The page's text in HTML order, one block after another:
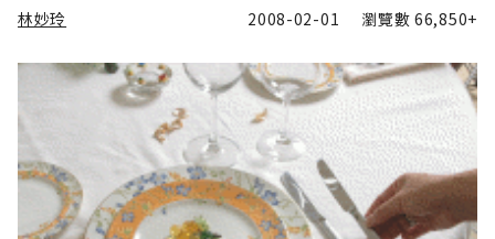
林妙玲
林妙玲 加入追蹤
2008-02-01 瀏覽數66,850+